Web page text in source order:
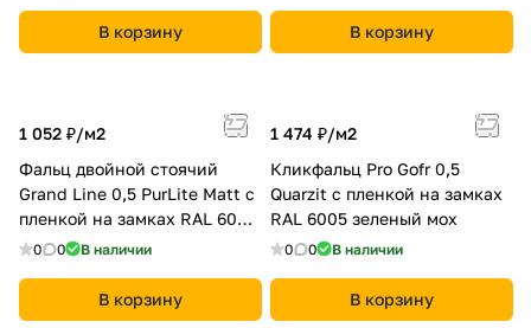
В корзину В корзину
1 052 ₽/м2
Фальц двойной стоячий
Grand Line 0,5 PurLite Мatt с
пленкой на замках RAL 6005
зеленый мох
0 0 В наличии
В корзину
1 474 ₽/м2
Кликфальц Pro Gofr 0,5
Quarzit с пленкой на замках
RAL 6005 зеленый мох
0 0 В наличии
В корзину